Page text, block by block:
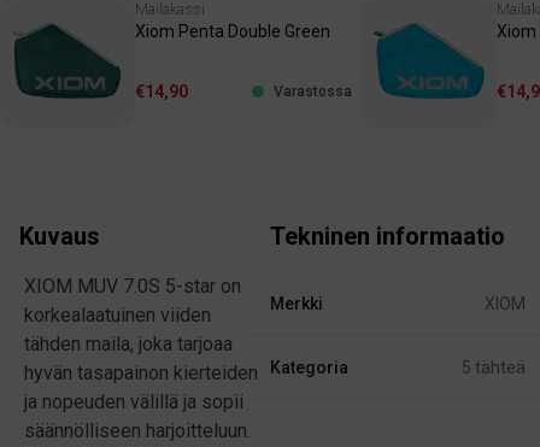
Mailakassi
Xiom Penta Double Green
€14,90 Varastossa
Xiom
Kuvaus
XIOM MUV 7.0S 5-star on
korkealaatuinen viiden
tähden maila, joka tarjoaa
hyvän tasapainon kierteiden
ja nopeuden välillä ja sopii
säännölliseen harjoitteluun.
Tekninen informaatio
Merkki XIOM
Kategoria 5 tähteä